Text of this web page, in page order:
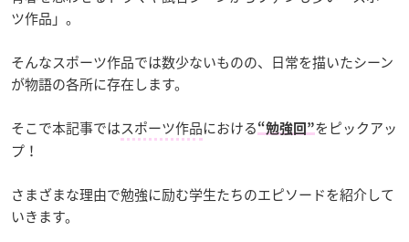
ツ作品」。
そんなスポーツ作品では数少ないものの、日常を描いたシーン
が物語の各所に存在します。
そこで本記事ではスポーツ作品における “勉強回”をピックアッ
プ！
さまざまな理由で勉強に励む学生たちのエピソードを紹介して
いきます。